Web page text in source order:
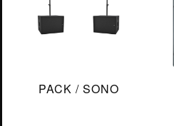
PACK / SONO